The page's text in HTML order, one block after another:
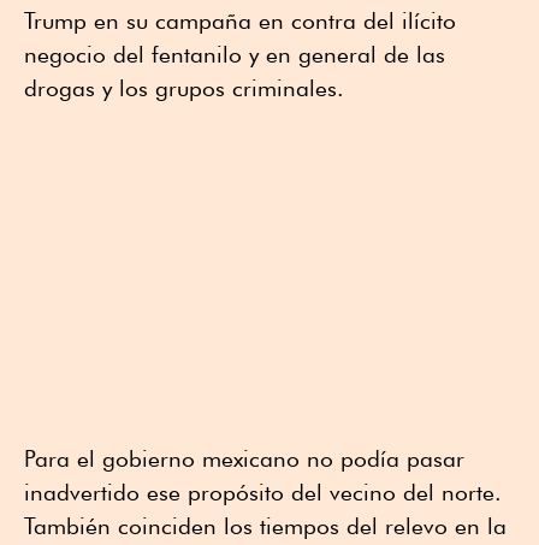
Trump en su campaña en contra del ilícito
negocio del fentanilo y en general de las
drogas y los grupos criminales.
Para el gobierno mexicano no podía pasar
inadvertido ese propósito del vecino del norte.
También coinciden los tiempos del relevo en la